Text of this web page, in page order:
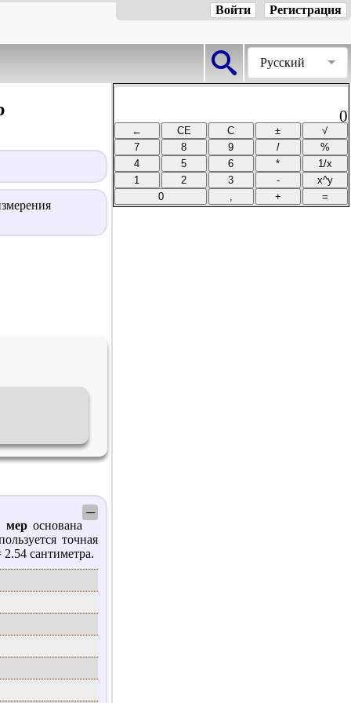
Регистрация
Войти
Русский
─
мероснована
точная
сантиметра.
0